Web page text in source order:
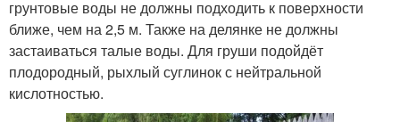
грунтовые воды не должны подходить к поверхности
ближе, чем на 2,5 м. Также на делянке не должны
застаиваться талые воды. Для груши подойдёт
плодородный, рыхлый суглинок с нейтральной
кислотностью.